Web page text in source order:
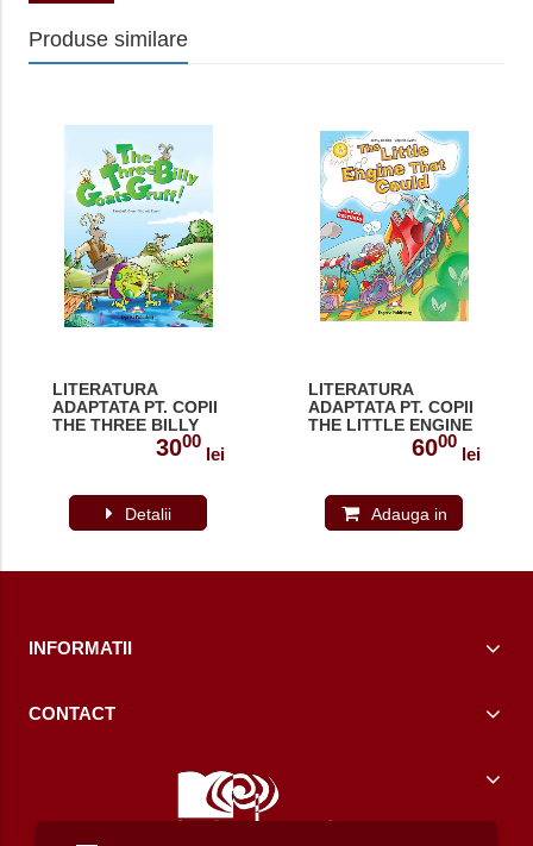
Produse similare
LITERATURA
ADAPTATA PT. COPII
THE THREE BILLY
GOATS GRUFF 978-
1-84558-027-83000
lei
Detalii
LITERATURA
ADAPTATA PT. COPII
THE LITTLE ENGINE
THAT COULD SET
CU MULTI-ROM 978-
6000
lei
Adauga in
INFORMATII
CONTACT